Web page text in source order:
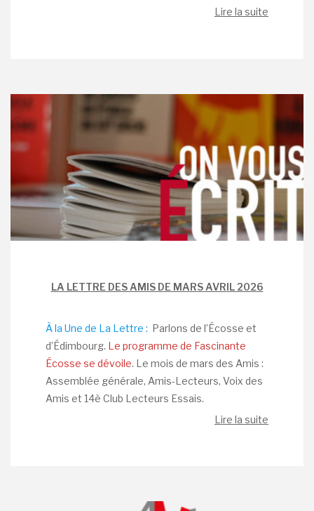
Lire la suite
LA LETTRE DES AMIS DE MARS AVRIL 2026
À la Une de La Lettre : Parlons de l’Écosse et
d’Édimbourg. Le programme de Fascinante
Écosse se dévoile. Le mois de mars des Amis :
Assemblée générale, Amis-Lecteurs, Voix des
Amis et 14è Club Lecteurs Essais.
Lire la suite